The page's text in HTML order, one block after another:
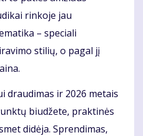
rinkoje jau
– speciali
stilių, o pagal jį
draudimas ir 2026 metais
biudžete, praktinės
didėja. Sprendimas,